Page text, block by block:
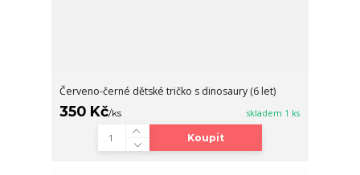
Červeno-černé dětské tričko s dinosaury (6 let)
350 Kč/ks skladem 1 ks
Koupit